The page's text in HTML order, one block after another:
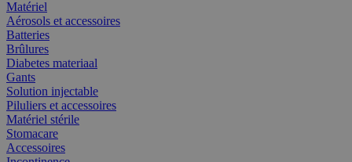
Matériel
Aérosols et accessoires
Batteries
Brûlures
Diabetes materiaal
Gants
Solution injectable
Piluliers et accessoires
Matériel stérile
Stomacare
Accessoires